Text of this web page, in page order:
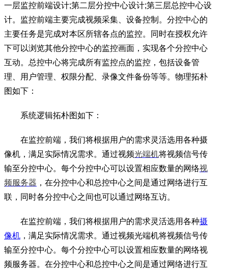
一层监控前端设计;第二层分控中心设计;第三层总控中心设
计。监控前端主要完成视频采集、设备控制。分控中心的
主要任务是完成对本区所辖各点的监控。同时在授权允许
下可以浏览其他分控中心的监控画面，实现各个分控中心
互动。总控中心将完成所有监控点的监控，包括设备管
理、用户管理、权限分配、录像文件备份等等。物理拓朴
图如下：
系统逻辑拓朴图如下：
在监控前端，我们将根据用户的需求灵活选用各种摄
像机，满足实际情况需求。通过视频光端机将视频信号传
输至分控中心。每个分控中心可以设置相应数量的网络视
频服务器 ，在分控中心和总控中心之间是通过网络进行互
联，同时各分控中心之间也可以通过网络互访。
在监控前端，我们将根据用户的需求灵活选用各种摄
像机 ，满足实际情况需求。通过视频光端机将视频信号传
输至分控中心。每个分控中心可以设置相应数量的网络视
频服务器。在分控中心和总控中心之间是通过网络进行互